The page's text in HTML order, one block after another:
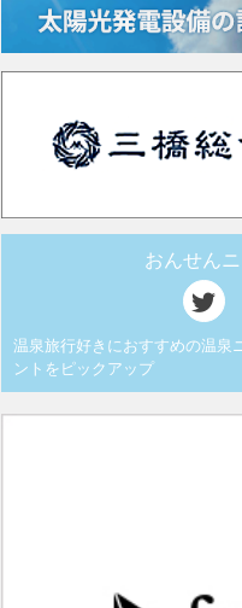
おんせん
温泉旅行好きにおすすめの温泉
ントをピックアップ